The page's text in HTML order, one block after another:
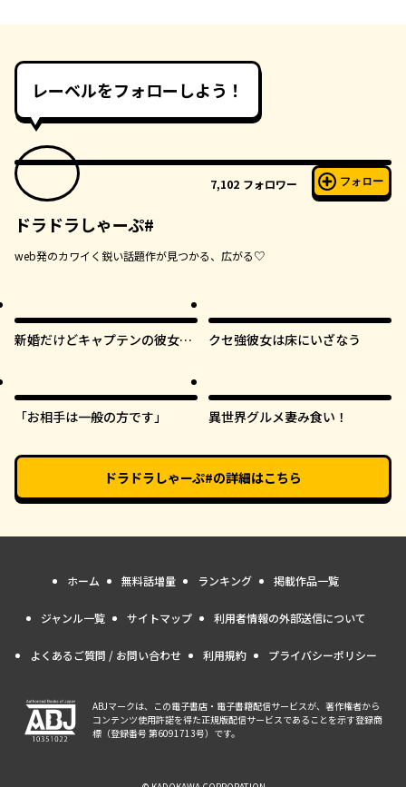
レーベルをフォローしよう！
7,102 フォロワー フォロー
ドラドラしゃーぷ#
web発のカワイく鋭い話題作が見つかる、広がる♡
新婚だけどキャプテンの彼女と
クセ強彼女は床にいざなう
「お相手は一般の方です」 異世界グルメ妻み食い！
ドラドラしゃーぷ#の詳細はこちら
ホーム 無料話増量 ランキング 掲載作品一覧
ジャンル一覧 サイトマップ 利用者情報の外部送信について
よくあるご質問 / お問い合わせ 利用規約 プライバシーポリシー
ABJマークは、この電子書店・電子書籍配信サービスが、著作権者から
コンテンツ使用許諾を得た正規版配信サービスであることを示す登録商
標（登録番号 第6091713号）です。